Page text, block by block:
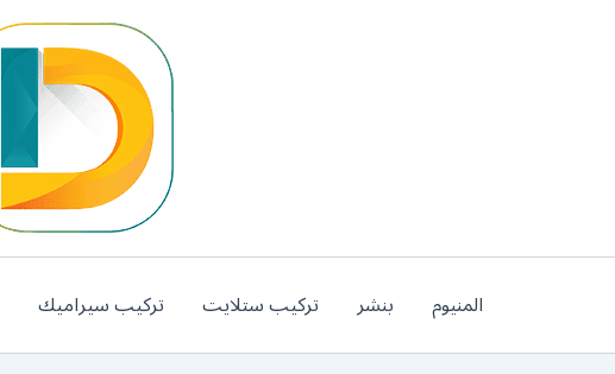
المنيوم بنشر تركيب ستلايت تركيب سيراميك